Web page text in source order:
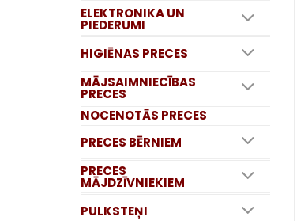
ELEKTRONIKA UN
PIEDERUMI
HIGIĒNAS PRECES
MĀJSAIMNIECĪBAS
PRECES
NOCENOTĀS PRECES
PRECES BĒRNIEM
PRECES
MĀJDZĪVNIEKIEM
PULKSTEŅI